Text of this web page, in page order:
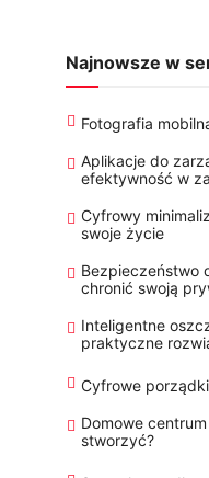
Najnowsze w
Fotografia
Aplikacje do
efektywność w
Cyfrowy
swoje życie
Bezpieczeństwo
chronić swoją
Inteligentne
praktyczne
Cyfrowe
Domowe
stworzyć?